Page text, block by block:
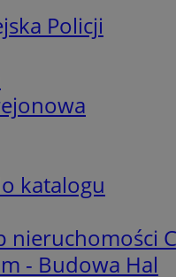
Policji
katalogu
nieruchomości
- Budowa Hal